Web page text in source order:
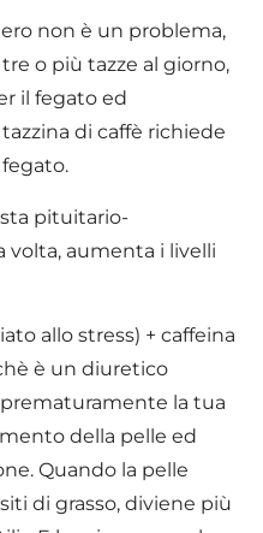
non è un problema,
o più tazze al giorno,
il fegato ed
tazzina di caffè richiede
pituitario-
volta, aumenta i livelli
allo stress) + caffeina
è un diuretico
la tua
della pelle ed
Quando la pelle
di grasso, diviene più